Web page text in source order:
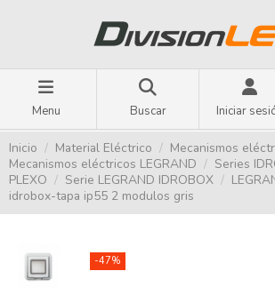
Menu Buscar Iniciar
Inicio Material Eléctrico
Mecanismos
Mecanismos eléctricos LEGRAND
Series
PLEXO
Serie LEGRAND IDROBOX
idrobox-tapa ip55 2 modulos gris
-47%